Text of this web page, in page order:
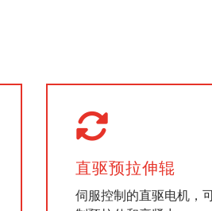
直驱预拉伸辊
伺服控制的直驱电机，